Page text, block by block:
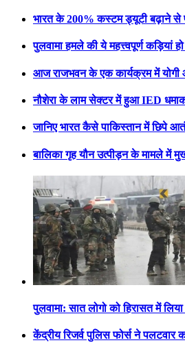
भारत के 200% कस्टम ड्यूटी बढ़ाने से
पुलवामा हमले की ये महत्त्वपूर्ण कड़ियां
आज राजभवन के एक कार्यक्रम में योगी
नौशेरा के लाम सेक्टर में हुआ IED
जानिए भारत कैसे पाकिस्तान में छिपे
बालिका गृह यौन उत्पीड़न के मामले में
पुलवामा: सात लोगो को हिरासत में लिया
केंद्रीय रिजर्व पुलिस फोर्स ने पलटवार